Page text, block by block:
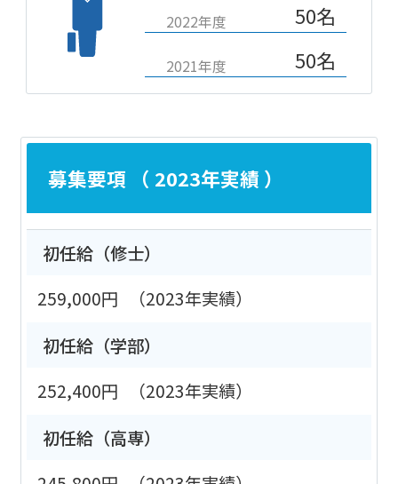
2022年度 50名
2021年度 50名
募集要項 （ 2023年実績 ）
初任給（修士）
259,000円
（2023年実績）
初任給（学部）
252,400円
（2023年実績）
初任給（高専）